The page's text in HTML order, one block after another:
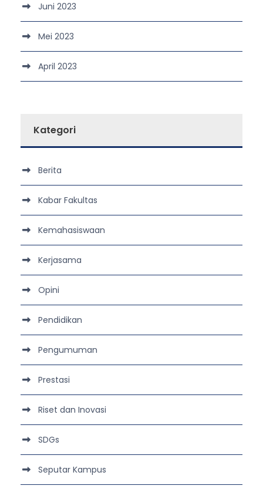
Juni 2023
Mei 2023
April 2023
Kategori
Berita
Kabar Fakultas
Kemahasiswaan
Kerjasama
Opini
Pendidikan
Pengumuman
Prestasi
Riset dan Inovasi
SDGs
Seputar Kampus